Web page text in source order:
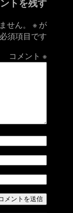
トを残す
せん。 ※が
須項目です
コメント※